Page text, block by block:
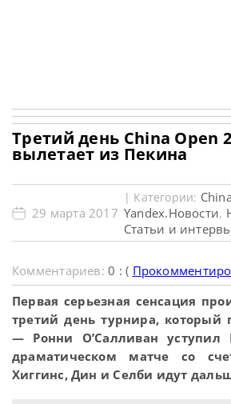
Третий день China Open
вылетает из Пекина
29 марта 2017
| Категории:
Yandex.Новости,
Статьи и
Комментариев:0 : (
Первая серьезная сенсация
третий день турнира, который
— Ронни О’Салливан
драматическом матче со
Хиггинс, Дин и Селби идут